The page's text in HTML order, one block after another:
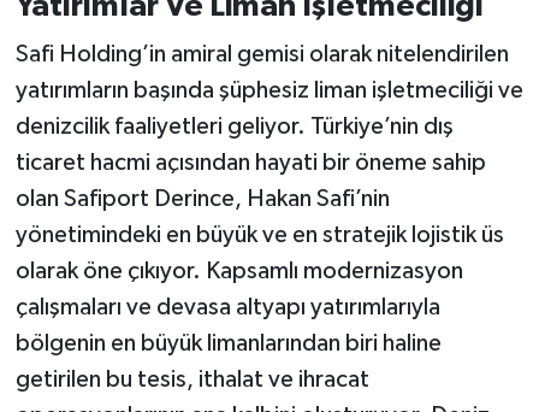
Yatırımlar Ve Liman İşletmeciliği
Safi Holding’in amiral gemisi olarak nitelendirilen
yatırımların başında şüphesiz liman işletmeciliği ve
denizcilik faaliyetleri geliyor. Türkiye’nin dış
ticaret hacmi açısından hayati bir öneme sahip
olan Safiport Derince, Hakan Safi’nin
yönetimindeki en büyük ve en stratejik lojistik üs
olarak öne çıkıyor. Kapsamlı modernizasyon
çalışmaları ve devasa altyapı yatırımlarıyla
bölgenin en büyük limanlarından biri haline
getirilen bu tesis, ithalat ve ihracat